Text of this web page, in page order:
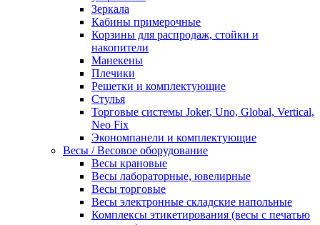
Зеркала
Кабины примерочные
Корзины для распродаж, стойки и
накопители
Манекены
Плечики
Решетки и комплектующие
Стулья
Торговые системы Joker, Uno, Global, Vertical,
Neo Fix
Экономпанели и комплектующие
Весы / Весовое оборудование
Весы крановые
Весы лабораторные, ювелирные
Весы торговые
Весы электронные складские напольные
Комплексы этикетирования (весы с печатью